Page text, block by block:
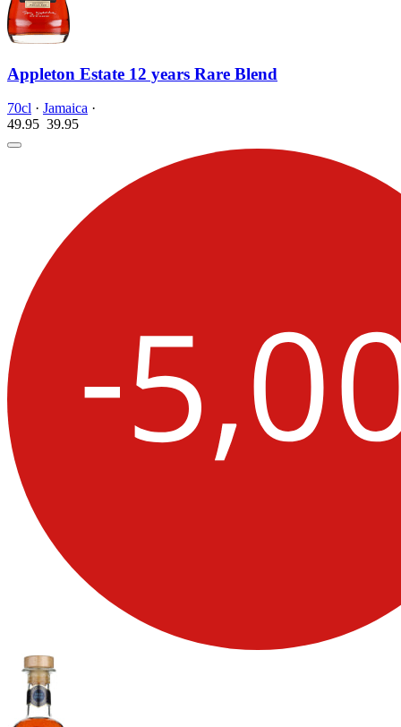
Appleton Estate 12 years Rare Blend
70cl · Jamaica ·
49.95 39.95